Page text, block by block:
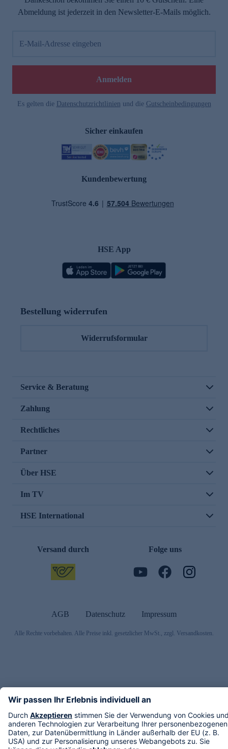
Abmeldung ist jederzeit in den Newsletter-E-Mails möglich.
E-Mail-Adresse eingeben
Anmelden
Es gelten die Datenschutzrichtlinien und die Gutscheinbedingungen
Sicher einkaufen
Kundenbewertung
HSE App
Bestellung widerrufen
Widerrufsformular
Service & Beratung
Zahlung
Rechtliches
Partner
Über HSE
Im TV
HSE International
Versand durch Folge uns
AGB Datenschutz Impressum
Alle Rechte vorbehalten. Alle Preise inkl. gesetzlicher MwSt., zzgl. Versandkosten.